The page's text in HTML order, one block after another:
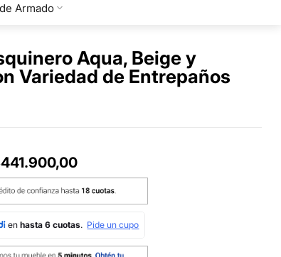
Armado
Aqua, Beige y
Variedad de Entrepaños